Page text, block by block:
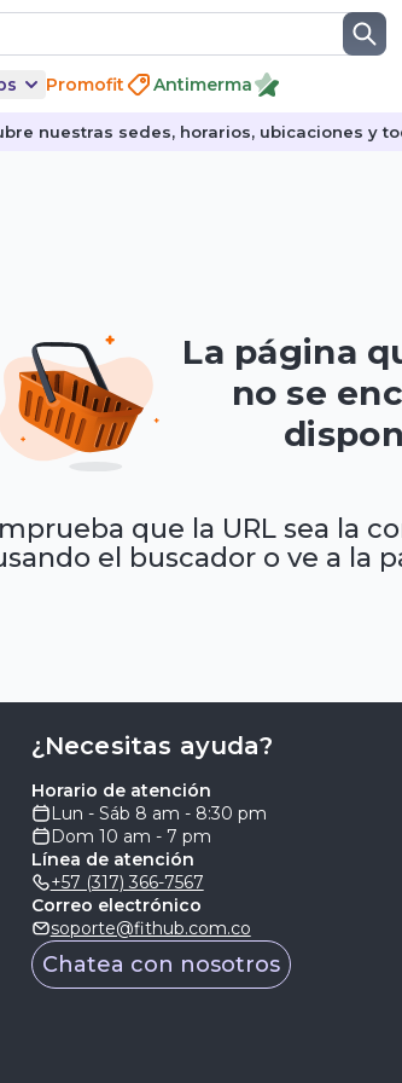
Promofit Antimerma
nuestras sedes, horarios, ubicaciones y
La página
no se
que la URL sea la
el buscador o ve a la
¿Necesitas ayuda?
Horario de atención
Lun - Sáb 8 am - 8:30 pm
Dom 10 am - 7 pm
Línea de atención
+57 (317) 366-7567
Correo electrónico
soporte@fithub.com.co
Chatea con nosotros